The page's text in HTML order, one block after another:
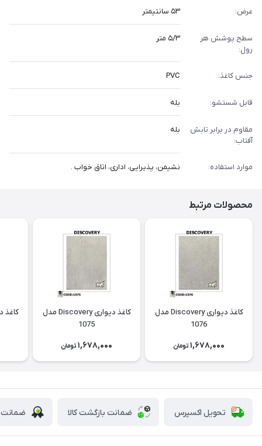
عرض: ۵۳ سانتیمتر
سطح پوشش هر
رول:
۵/۳ متر
جنس کاغذ: PVC
قابل شستشو: بله
مقاوم در برابر تابش
آفتاب:
بله
موارد استفاده: نشیمن، پذیرایی، اداری، اتاق خواب .
محصولات مرتبط
کاغذ دیواری Discovery مدل
1076
1,678,000 تومان
کاغذ دیواری Discovery مدل
1075
1,678,000 تومان
تحویل اکسپرس ضمانت بازگشت کالا ضمانت